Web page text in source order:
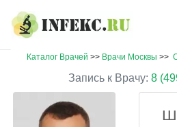
Каталог Врачей >> Врачи Москвы >>
Запись к Врачу: 8